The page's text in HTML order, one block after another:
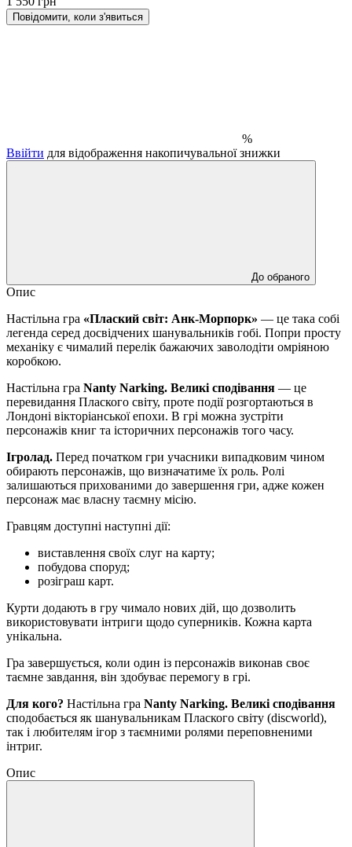
Повідомити, коли з'явиться
%
Ввійти для відображення накопичувальної знижки
До обраного
Опис
Настільна гра «Плаский світ: Анк-Морпорк» — це така собі
легенда серед досвідчених шанувальників гобі. Попри просту
механіку є чималий перелік бажаючих заволодіти омріяною
коробкою.
Настільна гра Nanty Narking. Великі сподівання — це
перевидання Плаского світу, проте події розгортаються в
Лондоні вікторіанської епохи. В грі можна зустріти
персонажів книг та історичних персонажів того часу.
Ігролад. Перед початком гри учасники випадковим чином
обирають персонажів, що визначатиме їх роль. Ролі
залишаються прихованими до завершення гри, адже кожен
персонаж має власну таємну місію.
Гравцям доступні наступні дії:
виставлення своїх слуг на карту;
побудова споруд;
розіграш карт.
Курти додають в гру чимало нових дій, що дозволить
використовувати інтриги щодо суперників. Кожна карта
унікальна.
Гра завершується, коли один із персонажів виконав своє
таємне завдання, він здобуває перемогу в грі.
Для кого? Настільна гра Nanty Narking. Великі сподівання
сподобається як шанувальникам Плаского світу (discworld),
так і любителям ігор з таємними ролями переповненими
інтриг.
Опис